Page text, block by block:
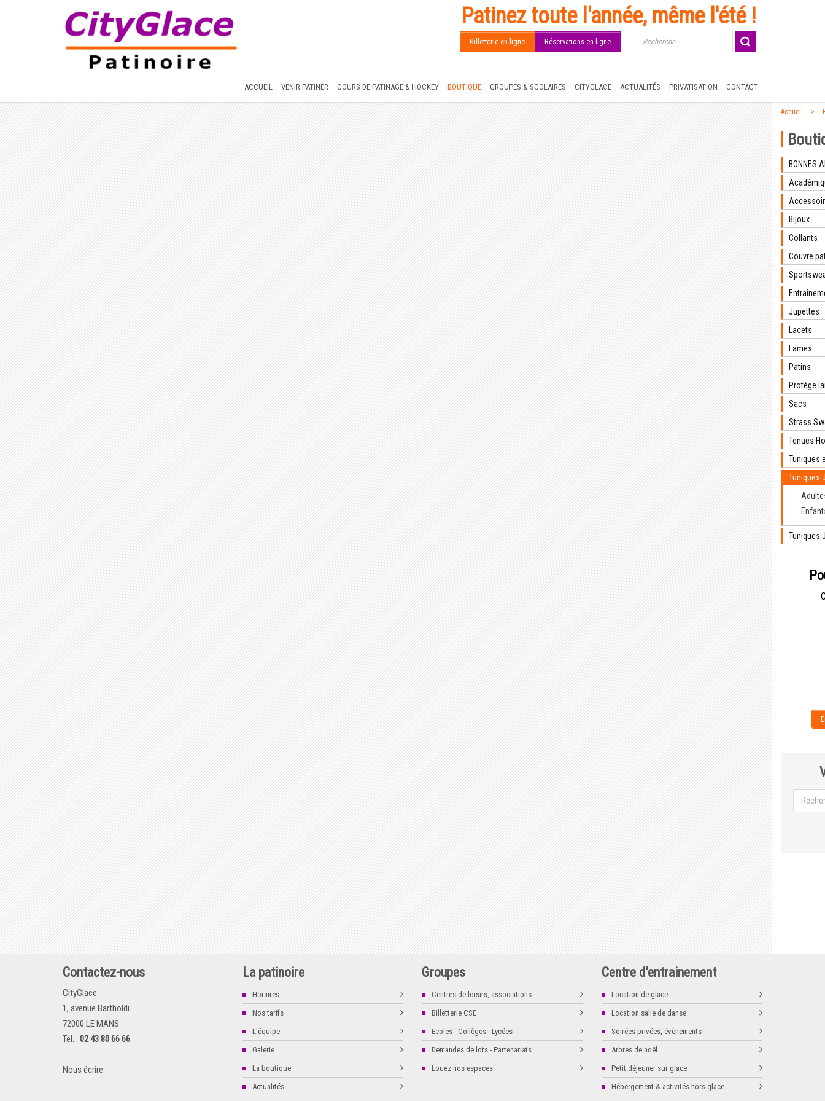
Patinez toute l'année, même l'été !
Billetterie en ligne Réservations en ligne
ACCUEIL VENIR PATINER COURS DE PATINAGE & HOCKEY BOUTIQUE GROUPES & SCOLAIRES CITYGLACE ACTUALITÉS PRIVATISATION CONTACT
Accueil
BONNES
Bijoux
Collants
Couvre
Jupettes
Lacets
Lames
Patins
Protège
Sacs
Strass
Tenues
Tuniques
Tuniques
Tuniques
Contactez-nous
CityGlace
1, avenue Bartholdi
72000 LE MANS
Tél. : 02 43 80 66 66
Nous écrire
La patinoire
Horaires
Nos tarifs
L'équipe
Galerie
La boutique
Actualités
Groupes
Centres de loisirs, associations...
Billetterie CSE
Ecoles - Collèges - Lycées
Demandes de lots - Partenariats
Louez nos espaces
Centre d'entrainement
Location de glace
Location salle de danse
Soirées privées, évènements
Arbres de noël
Petit déjeuner sur glace
Hébergement & activités hors glace